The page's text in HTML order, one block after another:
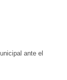
ante el